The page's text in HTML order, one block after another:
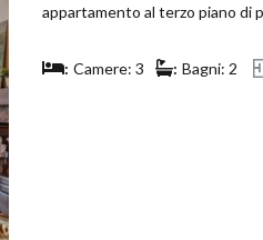
appartamento al terzo piano di
Camere: 3 Bagni: 2